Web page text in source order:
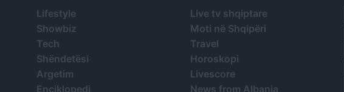
Lifestyle
Showbiz
Tech
Shëndetësi
Argetim
Enciklopedi
Live tv shqiptare
Moti në Shqipëri
Travel
Horoskopi
Livescore
News from Albania